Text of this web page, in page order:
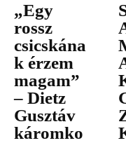
„Egy
rossz
csicskána
k érzem
magam”
– Dietz
Gusztáv
káromko